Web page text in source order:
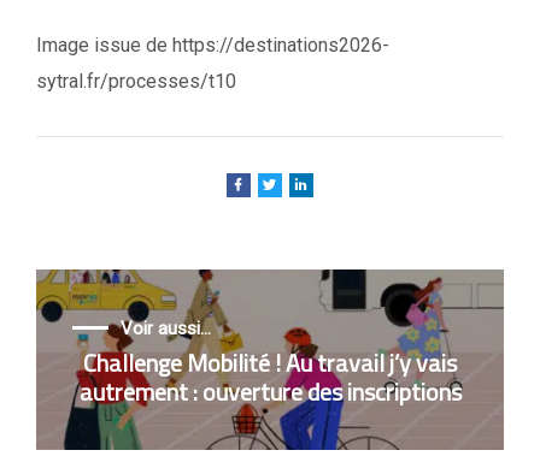
Image issue de https://destinations2026-
sytral.fr/processes/t10
Voir aussi...
Challenge Mobilité ! Au travail j’y vais
autrement : ouverture des inscriptions